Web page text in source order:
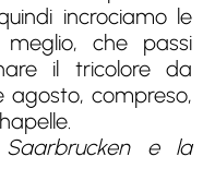
incrociamo le
che passi
il tricolore da
agosto, compreso,
e la